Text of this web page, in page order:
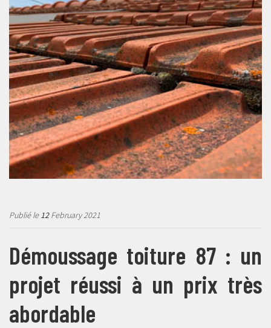
Publié le12February 2021
Démoussage toiture 87 : un
projet réussi à un prix très
abordable